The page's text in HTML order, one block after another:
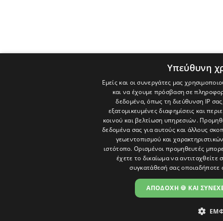
Υπεύθυνη
Εμείς και οι συνεργάτες μας
και να έχουμε πρόσβαση σε
δεδομένα, όπως τη διεύθυνση IP
εξατομικευμένες διαφημίσεις και
κοινού και βελτίωση υπηρεσιών.
δεδομένα σας για αυτούς και άλλους
γεωεντοπισμού και
ιστότοπο. Ορισμένοι προμηθευτές
έχετε το δικαίωμα να αντιταχθείτε
συγκατάθεσή σας οποιαδήποτε
ΑΠΟΔΟΧΗ 🍪 ΚΑΙ